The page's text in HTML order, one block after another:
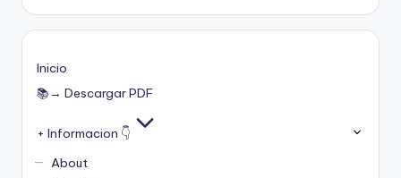
Inicio
📚→ Descargar PDF
+ Informacion 👇
About